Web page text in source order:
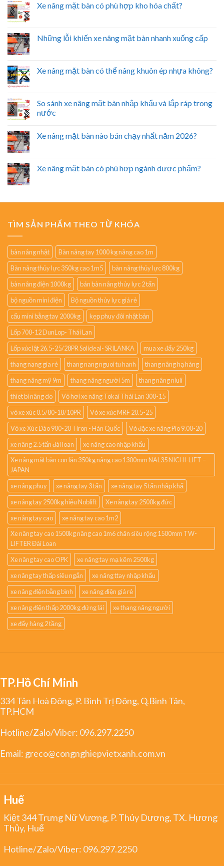
Xe nâng mặt bàn có phù hợp kho hóa chất?
Những lỗi khiến xe nâng mặt bàn nhanh xuống cấp
Xe nâng mặt bàn có thể nâng khuôn ép nhựa không?
So sánh xe nâng mặt bàn nhập khẩu và lắp ráp trong
nước
Xe nâng mặt bàn nào bán chạy nhất năm 2026?
Xe nâng mặt bàn có phù hợp ngành dược phẩm?
TÌM SẢN PHẨM THEO TỪ KHÓA
bàn nâng nhật
Bàn nâng tay 1000 kg nâng cao 1m
Bàn nâng thủy lực 350kg cao 1m5
bàn nâng thủy lực 800kg
bàn nâng điện 1000kg
bán bàn nâng thủy lực 2 tấn
bộ nguồn mini điện
Bộ nguồn thủy lực giá rẻ
cẩu mini bằng tay 2000kg
kẹp phuy đôi nhật bản
Lốp 700-12 DunLop- Thái Lan
Lốp xúc lật 26.5-25/28PR Solideal- SRILANKA
mua xe đẩy 250kg
thang nang gia rẻ
thang nang nguoi tu hanh
thang nâng hạ hàng
thang nâng mỹ 9m
thang nâng người 5m
thang nâng niuli
thiet bi nâng do
Vỏ hơi xe nâng Tokai Thái Lan 300-15
vỏ xe xúc 0.5/80-18/10PR
Vỏ xe xúc MRF 20.5-25
Vỏ xe Xúc Đào 900-20 Tiron - Hàn Quốc
Vỏ đặc xe nâng Pio 9.00-20
xe nâng 2.5 tấn đài loan
xe nâng cao nhập khẩu
Xe nâng mặt bàn con lăn 350kg nâng cao 1300mm NAL35 NICHI-LIFT –
JAPAN
xe nâng phuy
xe nâng tay 3 tấn
xe nâng tay 5 tấn nhập khẩ
xe nâng tay 2500kg hiệu Noblift
Xe nâng tay 2500kg đức
xe nâng tay cao
xe nâng tay cao 1m2
Xe nâng tay cao 1500kg nâng cao 1m6 chân siêu rộng 1500mm TW-
LIFTER Đài Loan
Xe nâng tay cao OPK
xe nâng tay mạ kẽm 2500kg
xe nâng tay thấp siêu ngắn
xe nâng ttay nhập khẩu
xe nâng điện bằng bình
xe nâng điện giá rẻ
xe nâng điện thấp 2000kg đứng lái
xe thang nâng người
xe đẩy hàng 2 tầng
TP.Hồ Chí Minh
334 Tân Hoà Đông, P. Bình Trị Đông, Q.Bình Tân,
TP.HCM
Hotline/Zalo/Viber: 096.297.2250
Email: greco@congnghiepvietxanh.com.vn
Huế
Kiệt 344 Trưng Nữ Vương, P. Thủy Dương, TX. Hương
Thủy, Huế
Hotline/Zalo/Viber: 096.297.2250